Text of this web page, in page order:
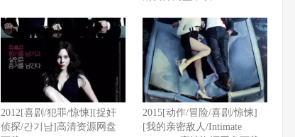
2012[喜剧/犯罪/惊悚][捉奸
侦探/간기남]高清资源网盘
2015[动作/冒险/喜剧/惊悚]
[我的亲密敌人/Intimate